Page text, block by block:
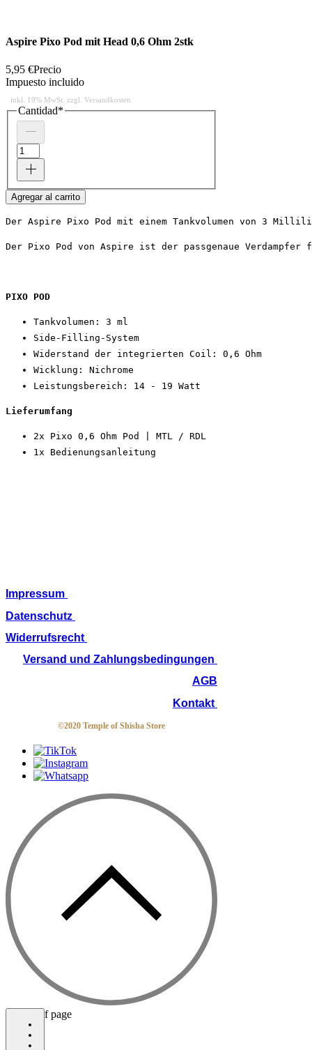
Aspire Pixo Pod mit Head 0,6 Ohm 2stk
5,95 €Precio
Impuesto incluido
Cantidad*
Agregar al carrito
Der Aspire Pixo Pod mit einem Tankvolumen von 3
Der Pixo Pod von Aspire ist der passgenaue
PIXO POD
Tankvolumen: 3 ml
Side-Filling-System
Widerstand der integrierten Coil: 0,6 Ohm
Wicklung: Nichrome
Leistungsbereich: 14 - 19 Watt
Lieferumfang
2x Pixo 0,6 Ohm Pod | MTL / RDL
1x Bedienungsanleitung
Impressum
Datenschutz
Widerrufsrecht
Versand und Zahlungsbedingungen
AGB
Kontakt
©2020 Temple of Shisha Store
bottom of page